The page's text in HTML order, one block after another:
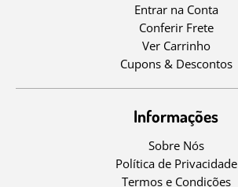
Entrar na Conta
Conferir Frete
Ver Carrinho
Cupons & Descontos
Informações
Sobre Nós
Política de Privacidade
Termos e Condições